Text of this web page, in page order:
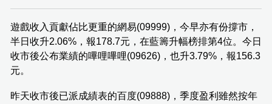
遊戲收入貢獻佔比更重的網易(09999)，今早亦有份撐市，
半日收升2.06%，報178.7元，在藍籌升幅榜排第4位。今日
收市後公布業績的嗶哩嗶哩(09626)，也升3.79%，報156.3
元。
昨天收市後已派成績表的百度(09888)，季度盈利雖然按年